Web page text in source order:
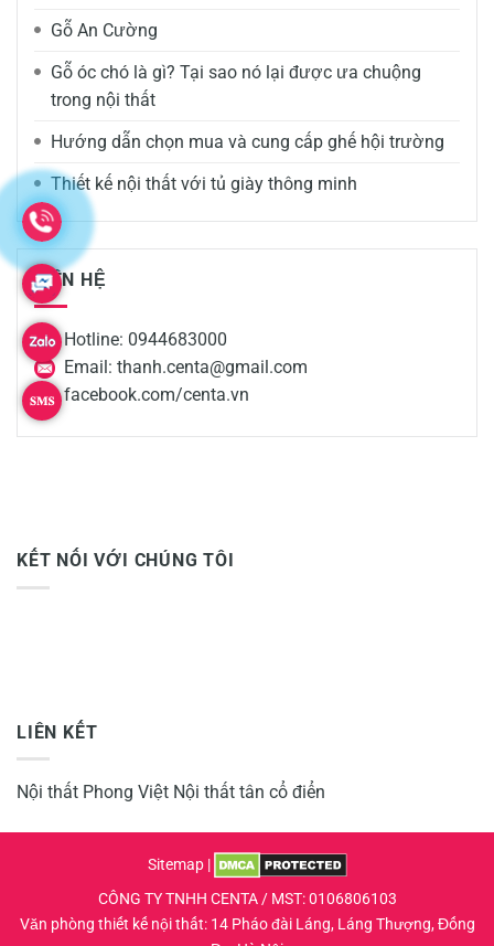
Gỗ An Cường
Gỗ óc chó là gì? Tại sao nó lại được ưa chuộng
trong nội thất
Hướng dẫn chọn mua và cung cấp ghế hội trường
Thiết kế nội thất với tủ giày thông minh
LIÊN HỆ
Hotline: 0944683000
Email: thanh.centa@gmail.com
facebook.com/centa.vn
KẾT NỐI VỚI CHÚNG TÔI
LIÊN KẾT
Nội thất Phong Việt Nội thất tân cổ điển
Sitemap|
CÔNG TY TNHH CENTA / MST: 0106806103
Văn phòng thiết kế nội thất: 14 Pháo đài Láng, Láng Thượng, Đống